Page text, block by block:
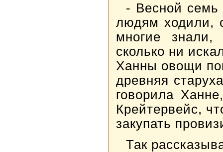
- Весной
людям ходили,
многие
сколько ни
Ханны овощи
древняя
говорила
Крейтервейс,
закупать
Так